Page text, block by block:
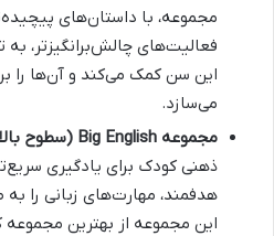
مجموعه، با داستان‌های
فعالیت‌های چالش‌برانگیزتر،
این سن کمک می‌کند و آن‌ها را
می‌سازد.
مجموعه Big English (سطوح بالاتر):
ذهنی کودک برای یادگیری
هدفمند، مهارت‌های زبانی را
این مجموعه از بهترین